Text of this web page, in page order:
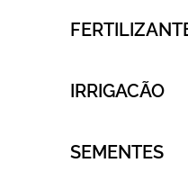
IRRIGACÃO
SEMENTES